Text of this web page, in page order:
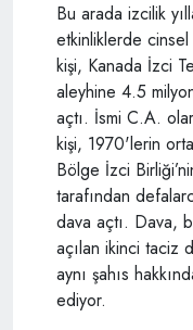
Bu arada izcilik
etkinliklerde
kişi, Kanada İzci
aleyhine 4.5
açtı. İsmi C.A.
kişi, 1970'lerin
Bölge İzci
tarafından
dava açtı. Dava,
açılan ikinci taciz
aynı şahıs
ediyor.